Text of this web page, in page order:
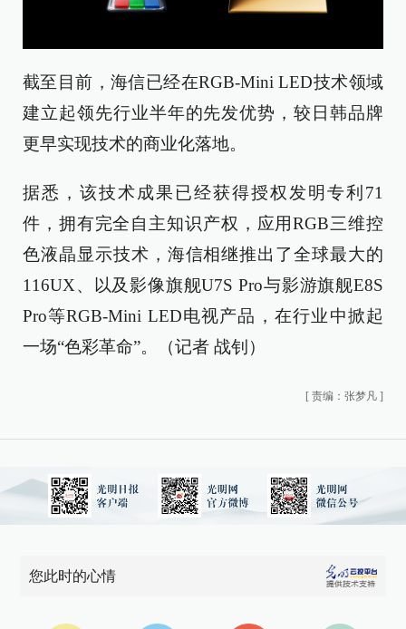
截至目前，海信已经在RGB-Mini LED技术领域
建立起领先行业半年的先发优势，较日韩品牌
更早实现技术的商业化落地。
据悉，该技术成果已经获得授权发明专利71
件，拥有完全自主知识产权，应用RGB三维控
色液晶显示技术，海信相继推出了全球最大的
116UX、以及影像旗舰U7S Pro与影游旗舰E8S
Pro等RGB-Mini LED电视产品，在行业中掀起
一场“色彩革命”。（记者 战钊）
[ 责编：张梦凡 ]
您此时的心情